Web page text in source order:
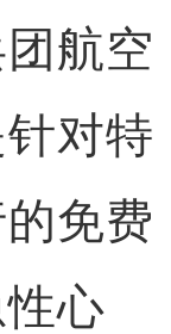
航空
对特
免费
心